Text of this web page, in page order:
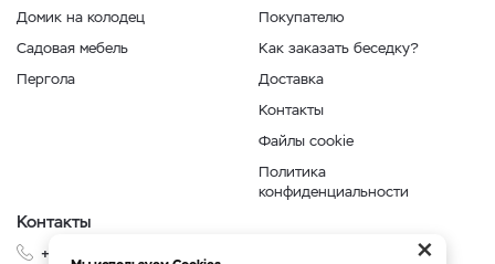
Домик на колодец
Садовая мебель
Пергола
Покупателю
Как заказать беседку?
Доставка
Контакты
Файлы cookie
Политика
конфиденциальности
Контакты
+7 999 210-35-35 ×